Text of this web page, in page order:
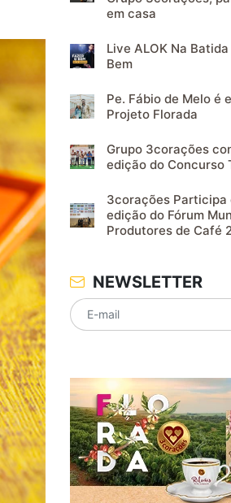
em casa
Live ALOK Na
Bem
Pe. Fábio de Melo é
Projeto Florada
Grupo 3corações
edição do Concurso
3corações Participa
edição do Fórum
Produtores de Café
NEWSLETTER